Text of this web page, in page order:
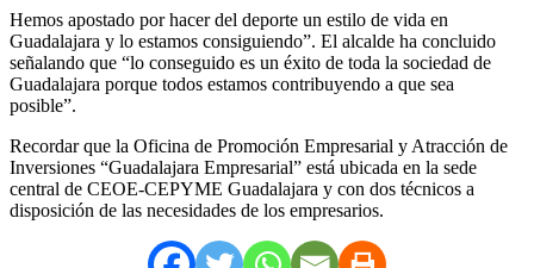
Hemos apostado por hacer del deporte un estilo de vida en
Guadalajara y lo estamos consiguiendo”. El alcalde ha concluido
señalando que “lo conseguido es un éxito de toda la sociedad de
Guadalajara porque todos estamos contribuyendo a que sea
posible”.
Recordar que la Oficina de Promoción Empresarial y Atracción de
Inversiones “Guadalajara Empresarial” está ubicada en la sede
central de CEOE-CEPYME Guadalajara y con dos técnicos a
disposición de las necesidades de los empresarios.